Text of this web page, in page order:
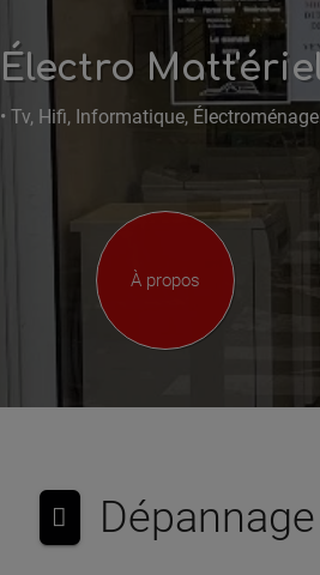
Électro
• Tv, Hifi, Informatique,
À propos